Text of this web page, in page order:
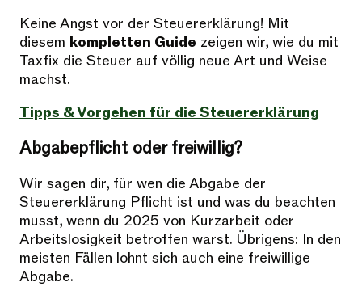
Keine Angst vor der Steuererklärung! Mit
diesem kompletten Guide zeigen wir, wie du mit
Taxfix die Steuer auf völlig neue Art und Weise
machst.
Tipps & Vorgehen für die Steuererklärung
Abgabepflicht oder freiwillig?
Wir sagen dir, für wen die Abgabe der
Steuererklärung Pflicht ist und was du beachten
musst, wenn du 2025 von Kurzarbeit oder
Arbeitslosigkeit betroffen warst. Übrigens: In den
meisten Fällen lohnt sich auch eine freiwillige
Abgabe.